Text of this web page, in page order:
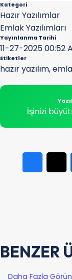
Kategori
Hazır Yazılımlar
Emlak Yazılımları
Yayınlanma Tarihi
11-27-2025 00:52
Etiketler
hazır yazılım,
İşinizi
BENZER
Daha Fazla